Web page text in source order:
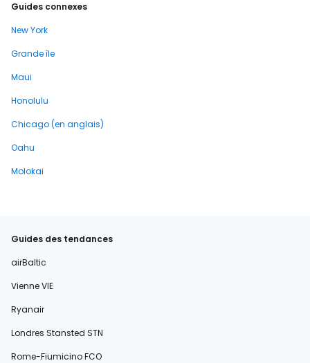
Guides connexes
New York
Grande île
Maui
Honolulu
Chicago (en anglais)
Oahu
Molokai
Guides des tendances
airBaltic
Vienne VIE
Ryanair
Londres Stansted STN
Rome-Fiumicino FCO